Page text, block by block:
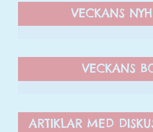
VECKANS
VECKANS
ARTIKLAR MED